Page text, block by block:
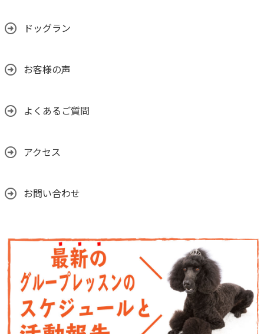
ドッグラン
お客様の声
よくあるご質問
アクセス
お問い合わせ